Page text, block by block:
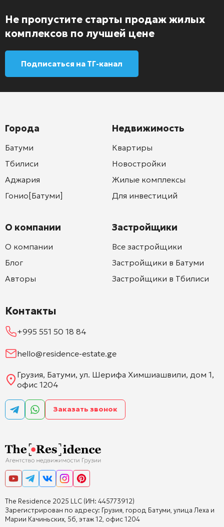
Не пропустите старты продаж жилых
комплексов по лучшей цене
Подписаться на ТГ-канал
The Residence 2025 LLC (ИН: 445773912)
Зарегистрирован по адресу: Грузия, город Батуми, улица Леха и
Марии Качиньских, 5б, этаж 12, офис 1204
Города
Батуми
Тбилиси
Аджария
Гонио[Батуми]
О компании
О компании
Блог
Авторы
Недвижимость
Квартиры
Новостройки
Жилые комплексы
Для инвестиций
Застройщики
Все застройщики
Застройщики в Батуми
Застройщики в Тбилиси
Контакты
+995 551 50 18 84
hello@residence-estate.ge
Грузия, Батуми, ул. Шерифа Химшиашвили, дом 1,
офис 1204
Заказать звонок